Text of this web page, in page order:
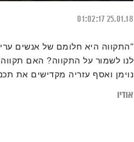
25.01.18
01:02:17
"התקווה היא חלומם של אנשים
לנו לשמור על התקווה? האם
נוימן ואסף עזריה מקדישים את
אודיו